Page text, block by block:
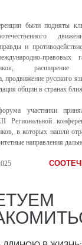
были подняты
и
правовых
расширение
продвижение русского
общин в странах
участники
Региональной
в которых нашли
направления